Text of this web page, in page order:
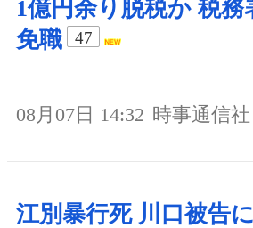
1億円余り脱税か 税務
免職
47
08月07日 14:32 時事通信社
江別暴行死 川口被告